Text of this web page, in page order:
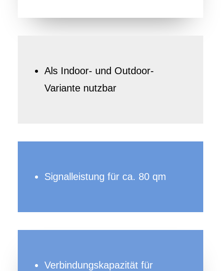
Als Indoor- und Outdoor-
Variante nutzbar
Signalleistung für ca. 80 qm
Verbindungskapazität für